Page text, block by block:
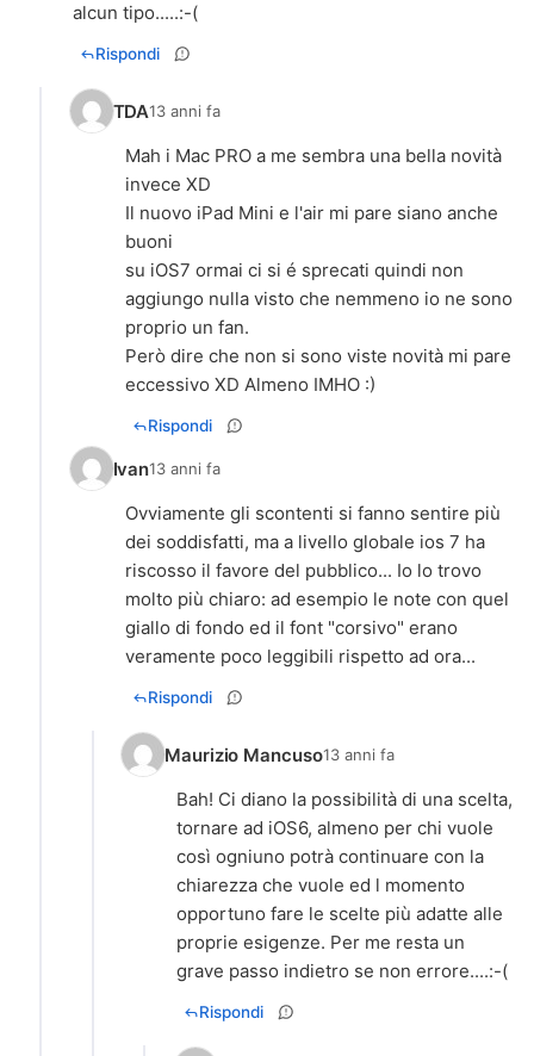
alcun tipo.....:-(
Rispondi
TDA13 anni fa
Mah i Mac PRO a me sembra una bella novità
invece XD
Il nuovo iPad Mini e l'air mi pare siano anche
buoni
su iOS7 ormai ci si é sprecati quindi non
aggiungo nulla visto che nemmeno io ne sono
proprio un fan.
Però dire che non si sono viste novità mi pare
eccessivo XD Almeno IMHO :)
Rispondi
Ivan13 anni fa
Ovviamente gli scontenti si fanno sentire più
dei soddisfatti, ma a livello globale ios 7 ha
riscosso il favore del pubblico... Io lo trovo
molto più chiaro: ad esempio le note con quel
giallo di fondo ed il font "corsivo" erano
veramente poco leggibili rispetto ad ora...
Rispondi
Maurizio Mancuso13 anni fa
Bah! Ci diano la possibilità di una scelta,
tornare ad iOS6, almeno per chi vuole
così ogniuno potrà continuare con la
chiarezza che vuole ed l momento
opportuno fare le scelte più adatte alle
proprie esigenze. Per me resta un
grave passo indietro se non errore....:-(
Rispondi